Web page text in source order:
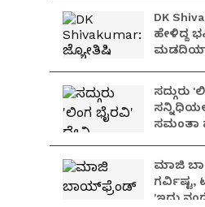
DK
ಹೇಳಿದ್ದ
ಸದ್ಗುರು
ಸಮಂತಾ
ಮಾಜಿ
ಗರ್ವಿಷ್ಟ,
'ಇದು